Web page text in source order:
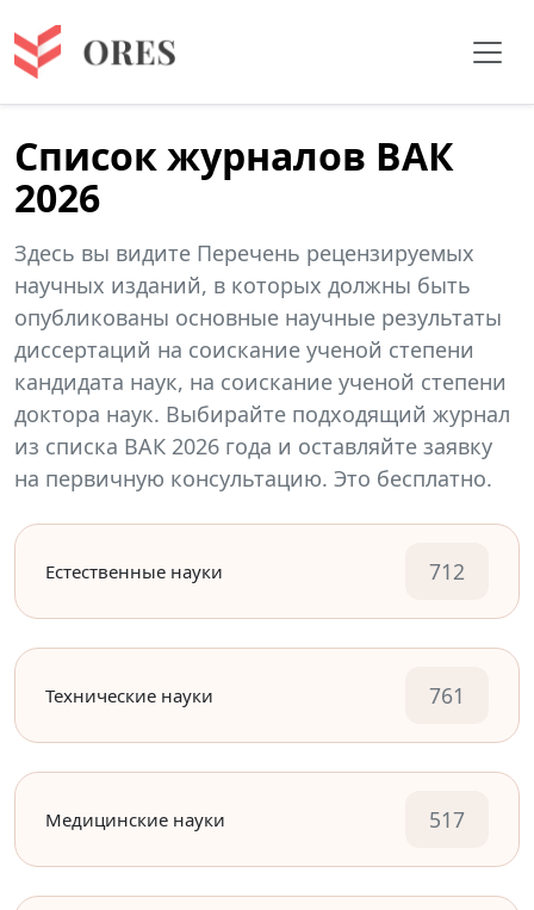
Список журналов ВАК
2026
Здесь вы видите Перечень рецензируемых
научных изданий, в которых должны быть
опубликованы основные научные результаты
диссертаций на соискание ученой степени
кандидата наук, на соискание ученой степени
доктора наук. Выбирайте подходящий журнал
из списка ВАК 2026 года и оставляйте заявку
на первичную консультацию. Это бесплатно.
Естественные науки 712
Технические науки 761
Медицинские науки 517